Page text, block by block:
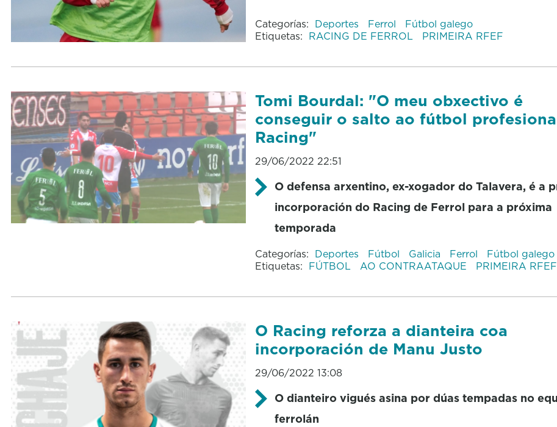
Categorías: Deportes Ferrol
Fútbol galego
Etiquetas: RACING DE FERROL PRIMEIRA RFEF
Tomi Bourdal: "O meu obxectivo é
conseguir o salto ao fútbol
Racing"
29/06/2022 22:51
O defensa arxentino, ex-xogador do Talavera, é a
incorporación do Racing de Ferrol para a próxima
temporada
Categorías: Deportes Fútbol Galicia Ferrol
Fútbol galego
Etiquetas: FÚTBOL AO CONTRAATAQUE PRIMEIRA RFEF
O Racing reforza a dianteira coa
incorporación de Manu Justo
29/06/2022 13:08
O dianteiro vigués asina por dúas tempadas no
ferrolán